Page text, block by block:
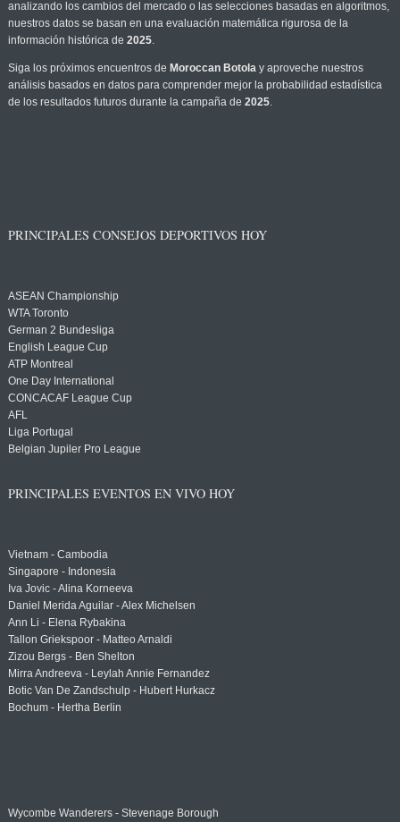
analizando los cambios del mercado o las selecciones basadas en algoritmos,
nuestros datos se basan en una evaluación matemática rigurosa de la
información histórica de 2025.
Siga los próximos encuentros de Moroccan Botolay aproveche nuestros
análisis basados en datos para comprender mejor la probabilidad estadística
de los resultados futuros durante la campaña de 2025.
PRINCIPALES CONSEJOS DEPORTIVOS HOY
ASEAN Championship
WTA Toronto
German 2 Bundesliga
English League Cup
ATP Montreal
One Day International
CONCACAF League Cup
AFL
Liga Portugal
Belgian Jupiler Pro League
PRINCIPALES EVENTOS EN VIVO HOY
Vietnam - Cambodia
Singapore - Indonesia
Iva Jovic - Alina Korneeva
Daniel Merida Aguilar - Alex Michelsen
Ann Li - Elena Rybakina
Tallon Griekspoor - Matteo Arnaldi
Zizou Bergs - Ben Shelton
Mirra Andreeva - Leylah Annie Fernandez
Botic Van De Zandschulp - Hubert Hurkacz
Bochum - Hertha Berlin
Wycombe Wanderers - Stevenage Borough